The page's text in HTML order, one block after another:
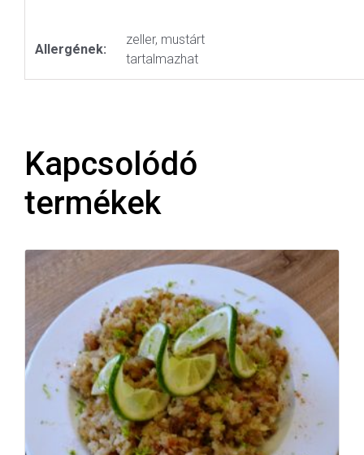
Allergének:
zeller, mustárt
tartalmazhat
Kapcsolódó
termékek